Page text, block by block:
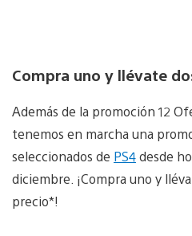
Compra uno y llévate
Además de la promoción 12
tenemos en marcha una
seleccionados de PS4desde
diciembre. ¡Compra uno y
precio*!